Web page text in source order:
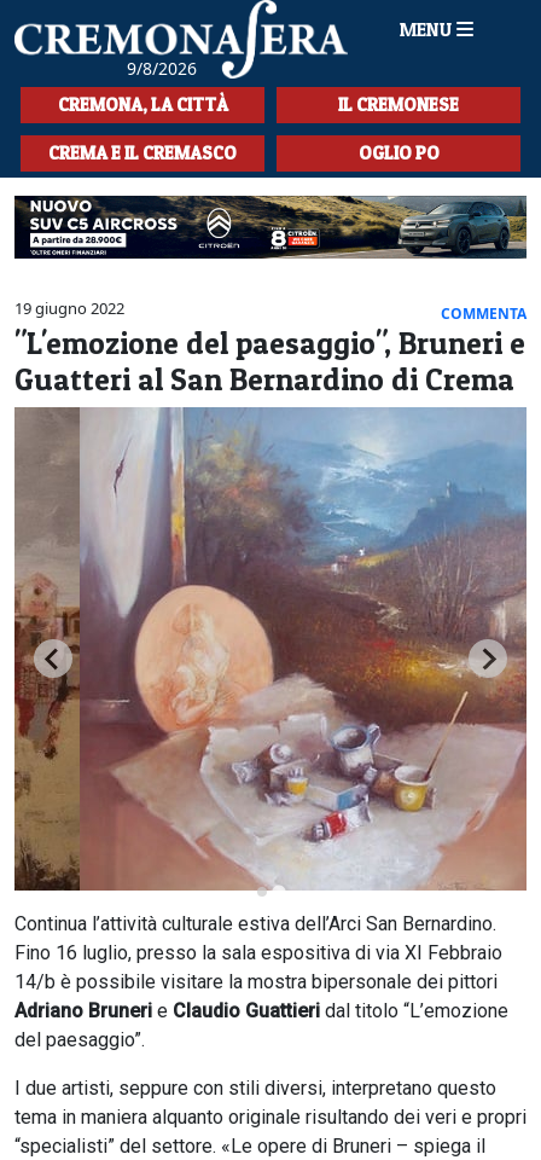
9/8/2026
MENU
HOME
CRONACA
SPORT
LA MUSICA
CULTURA
LA STORIA
SPETTACOLI
L'EDITORIALE
SEZIONI
CERCA
CREMONA, LA CITTÀ IL CREMONESE
CREMA E IL CREMASCO OGLIO PO
19 giugno 2022 COMMENTA
"L'emozione del paesaggio", Bruneri e
Guatteri al San Bernardino di Crema
Continua l’attività culturale estiva dell’Arci San Bernardino.
Fino 16 luglio, presso la sala espositiva di via XI Febbraio
14/b è possibile visitare la mostra bipersonale dei pittori
Adriano Bruneri e Claudio Guattieri dal titolo “L’emozione
del paesaggio”.
I due artisti, seppure con stili diversi, interpretano questo
tema in maniera alquanto originale risultando dei veri e propri
“specialisti” del settore. «Le opere di Bruneri – spiega il